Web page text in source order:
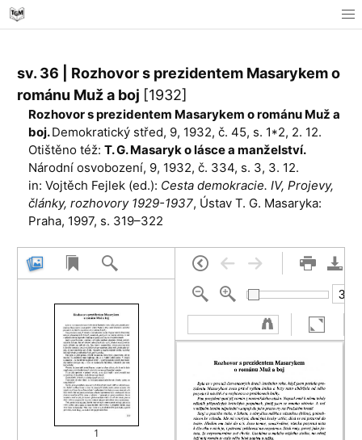
sv. 36 | Rozhovor s prezidentem Masarykem o
románu Muž a boj [1932]
Rozhovor s prezidentem Masarykem o románu Muž a
boj.Demokratický střed, 9, 1932, č. 45, s. 1*2, 2. 12.
Otištěno též: T. G. Masaryk o lásce a manželství.
Národní osvobození, 9, 1932, č. 334, s. 3, 3. 12.
in: Vojtěch Fejlek (ed.): Cesta demokracie. IV, Projevy,
články, rozhovory 1929-1937, Ústav T. G. Masaryka:
Praha, 1997, s. 319–322